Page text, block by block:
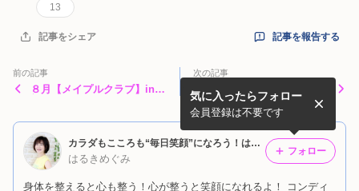
13
記事をシェア 記事を報告する
前の記事
８月【メイプルクラブ】in綾
次の記事
８月【ヘルスアップ体操】金
曜教室 2026
カラダもこころも“毎日笑顔”になろう！はるきめぐみ
はるきめぐみ
身体を整えると心も整う！心が整うと笑顔になれるよ！ コンディ
気に入ったらフォロー
会員登録は不要です
フォロー